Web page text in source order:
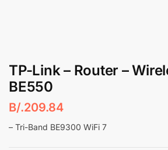
TP-Link – Router –
BE550
B/.209.84
– Tri-Band BE9300 WiFi 7